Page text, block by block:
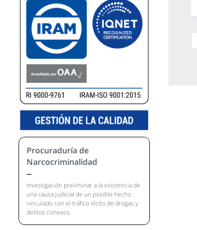
Procuraduría de
Narcocriminalidad
Investigación preliminar a la existencia de
una causa judicial de un posible hecho
vinculado con el tráfico ilícito de drogas y
delitos conexos.